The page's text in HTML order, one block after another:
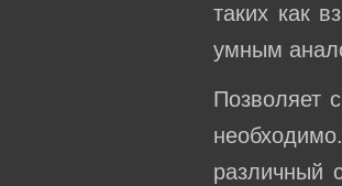
таких как
умным
Позволяет
различный